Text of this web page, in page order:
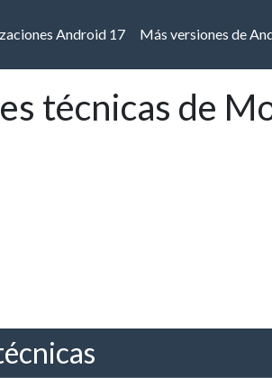
Android 17 Más versiones de
técnicas de